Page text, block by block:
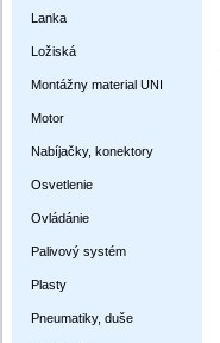
Lanka
Ložiská
Montážny material UNI
Motor
Nabíjačky, konektory
Osvetlenie
Ovládánie
Palivový systém
Plasty
Pneumatiky, duše